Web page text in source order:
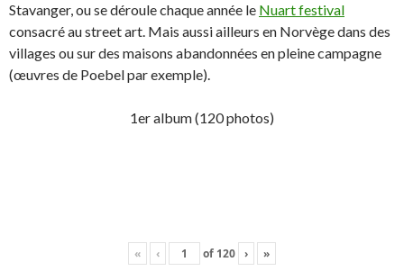
Stavanger, ou se déroule chaque année le Nuart festival
consacré au street art. Mais aussi ailleurs en Norvège dans des
villages ou sur des maisons abandonnées en pleine campagne
(œuvres de Poebel par exemple).
1er album (120 photos)
« ‹ of 120 › »